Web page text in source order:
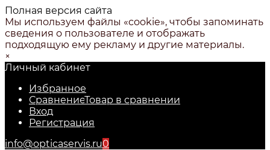
Полная версия сайта
Мы используем файлы «cookie», чтобы запоминать
сведения о пользователе и отображать
подходящую ему рекламу и другие материалы.
×
Личный кабинет
Избранное
СравнениеТовар в сравнении
Вход
Регистрация
info@opticaservis.ru0